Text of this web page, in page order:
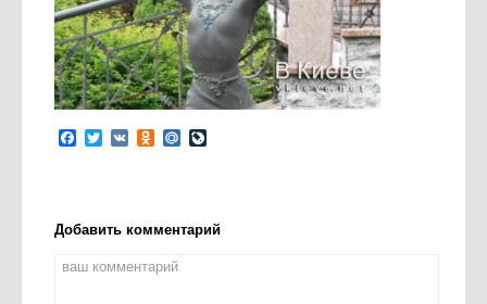
Facebook
Twitter
VK Odnoklassniki
Mail.Ru
Добавить комментарий